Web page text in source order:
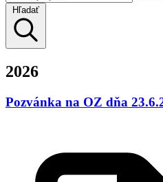
Hľadať
2026
Pozvánka na OZ dňa